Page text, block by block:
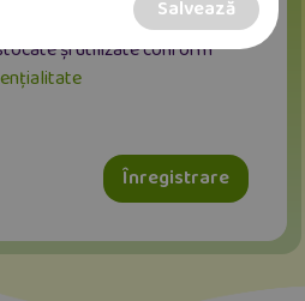
de acord ca datele mele
și utilizate conform
Înregistrare
Salvează